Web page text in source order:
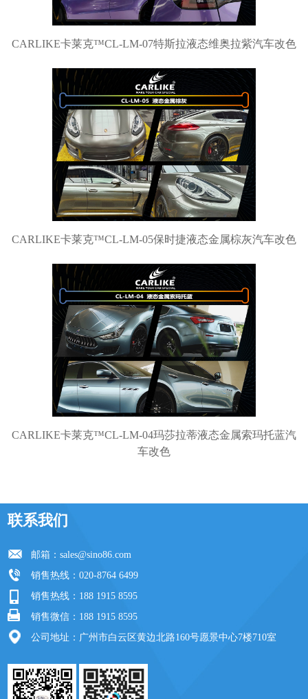
CARLIKE卡莱克™CL-LM-07特斯拉液态维奥拉紫汽车改色
CARLIKE卡莱克™CL-LM-05保时捷液态金属棕灰汽车改色
CARLIKE卡莱克™CL-LM-04玛莎拉蒂液态金属索玛托蓝汽
车改色
联系我们
邮箱：sales@sino86.com
销售热线：020-8764 6499
销售热线：188 1915 8595
销售微信：188 1915 8595
公司地址：广州市白云区黄边北路160号愿景中心7楼710室